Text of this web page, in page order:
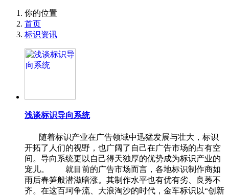
你的位置
首页
标识资讯
浅谈标识导向系统
随着标识产业在广告领域中迅猛发展与壮大，标识
开拓了人们的视野，也广阔了自己在广告市场的占有空
间。导向系统更以自己得天独厚的优势成为标识产业的
宠儿。 就目前的广告市场而言，各地标识制作商如
雨后春笋般潜滋暗涨。其制作水平也有优有劣、良莠不
齐。在这百坷争流、大浪淘沙的时代，金车标识以“创新